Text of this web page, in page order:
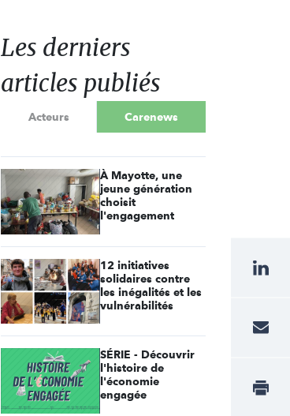
Les derniers
articles publiés
Acteurs Carenews
À Mayotte, une
jeune génération
choisit
l'engagement
12 initiatives
solidaires contre
les inégalités et les
vulnérabilités
SÉRIE - Découvrir
l'histoire de
l'économie
engagée